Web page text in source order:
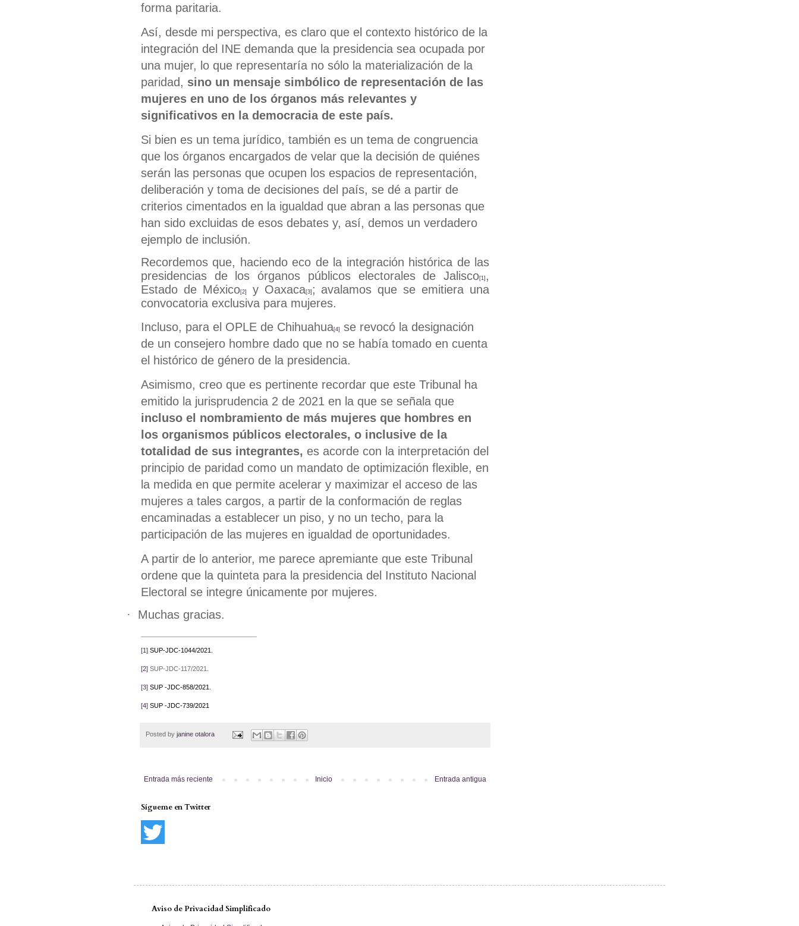
forma paritaria.
Así, desde mi perspectiva, es claro que el contexto histórico de la
integración del INE demanda que la presidencia sea ocupada por
una mujer, lo que representaría no sólo la materialización de la
paridad, sino un mensaje simbólico de representación de las
mujeres en uno de los órganos más relevantes y
significativos en la democracia de este país.
Si bien es un tema jurídico, también es un tema de congruencia
que los órganos encargados de velar que la decisión de quiénes
serán las personas que ocupen los espacios de representación,
deliberación y toma de decisiones del país, se dé a partir de
criterios cimentados en la igualdad que abran a las personas que
han sido excluidas de esos debates y, así, demos un verdadero
ejemplo de inclusión.
Recordemos que, haciendo eco de la integración histórica de las
presidencias de los órganos públicos electorales de Jalisco[1] ,
Estado de México[2] y Oaxaca[3] ; avalamos que se emitiera una
convocatoria exclusiva para mujeres.
Incluso, para el OPLE de Chihuahua[4]
se revocó la designación
de un consejero hombre dado que no se había tomado en cuenta
el histórico de género de la presidencia.
Asimismo, creo que es pertinente recordar que este Tribunal ha
emitido la jurisprudencia 2 de 2021 en la que se señala que
incluso el nombramiento de más mujeres que hombres en
los organismos públicos electorales, o inclusive de la
totalidad de sus integrantes, es acorde con la interpretación del
principio de paridad como un mandato de optimización flexible, en
la medida en que permite acelerar y maximizar el acceso de las
mujeres a tales cargos, a partir de la conformación de reglas
encaminadas a establecer un piso, y no un techo, para la
participación de las mujeres en igualdad de oportunidades.
A partir de lo anterior, me parece apremiante que este Tribunal
ordene que la quinteta para la presidencia del Instituto Nacional
Electoral se integre únicamente por mujeres.
·
Muchas gracias.
[1] SUP-JDC-1044/2021.
[2] SUP-JDC-117/2021.
[3] SUP -JDC-858/2021.
[4] SUP -JDC-739/2021
Posted by janine otalora
Entrada más reciente Entrada antigua
Inicio
Sígueme en Twitter
Aviso de Privacidad Simplificado